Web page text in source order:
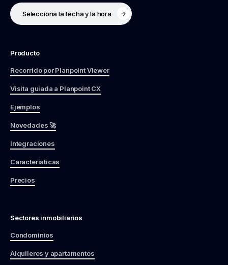
Selecciona la fecha y la hora
Producto
Recorrido por Planpoint Viewer
Visita guiada a Planpoint CX
Ejemplos
Novedades 🚀
Integraciones
Características
Precios
Sectores inmobiliarios
Condominios
Alquileres y apartamentos